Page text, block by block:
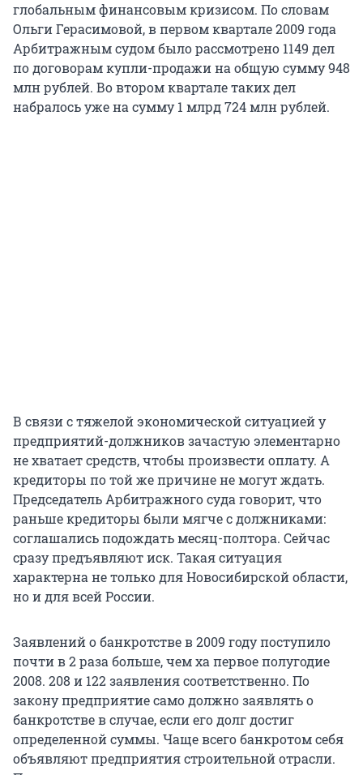
глобальным финансовым кризисом. По словам
Ольги Герасимовой, в первом квартале 2009 года
Арбитражным судом было рассмотрено 1149 дел
по договорам купли-продажи на общую сумму 948
млн рублей. Во втором квартале таких дел
набралось уже на сумму 1 млрд 724 млн рублей.
В связи с тяжелой экономической ситуацией у
предприятий-должников зачастую элементарно
не хватает средств, чтобы произвести оплату. А
кредиторы по той же причине не могут ждать.
Председатель Арбитражного суда говорит, что
раньше кредиторы были мягче с должниками:
соглашались подождать месяц-полтора. Сейчас
сразу предъявляют иск. Такая ситуация
характерна не только для Новосибирской области,
но и для всей России.
Заявлений о банкротстве в 2009 году поступило
почти в 2 раза больше, чем ха первое полугодие
2008. 208 и 122 заявления соответственно. По
закону предприятие само должно заявлять о
банкротстве в случае, если его долг достиг
определенной суммы. Чаще всего банкротом себя
объявляют предприятия строительной отрасли.